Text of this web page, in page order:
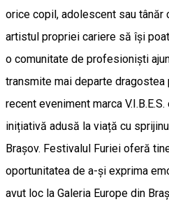
orice copil, adolescent sau
artistul propriei cariere să își
o comunitate de profesioniști
transmite mai departe dragostea
recent eveniment marca
inițiativă adusă la viață cu
Brașov. Festivalul Furiei oferă
oportunitatea de a-și exprima
avut loc la Galeria Europe din